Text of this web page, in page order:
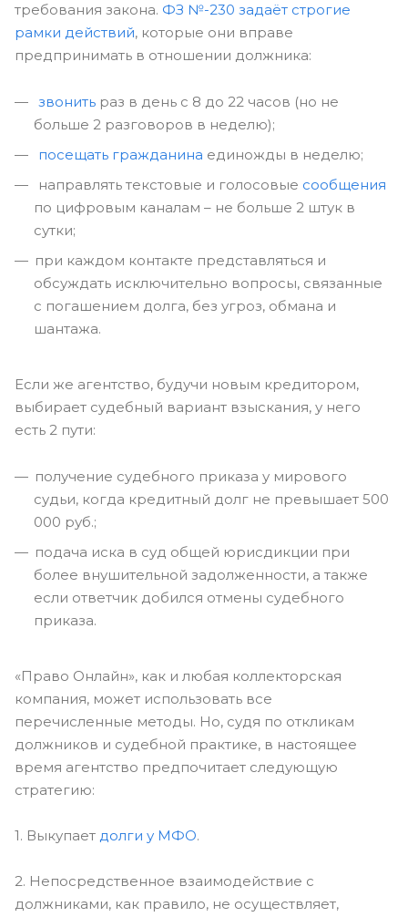
требования закона. ФЗ №-230 задаёт строгие
рамки действий, которые они вправе
предпринимать в отношении должника:
звонить раз в день с 8 до 22 часов (но не
больше 2 разговоров в неделю);
посещать гражданина единожды в неделю;
направлять текстовые и голосовые сообщения
по цифровым каналам – не больше 2 штук в
сутки;
при каждом контакте представляться и
обсуждать исключительно вопросы, связанные
с погашением долга, без угроз, обмана и
шантажа.
Если же агентство, будучи новым кредитором,
выбирает судебный вариант взыскания, у него
есть 2 пути:
получение судебного приказа у мирового
судьи, когда кредитный долг не превышает 500
000 руб.;
подача иска в суд общей юрисдикции при
более внушительной задолженности, а также
если ответчик добился отмены судебного
приказа.
«Право Онлайн», как и любая коллекторская
компания, может использовать все
перечисленные методы. Но, судя по откликам
должников и судебной практике, в настоящее
время агентство предпочитает следующую
стратегию:
1. Выкупает долги у МФО.
2. Непосредственное взаимодействие с
должниками, как правило, не осуществляет,